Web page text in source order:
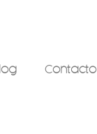
Contacto